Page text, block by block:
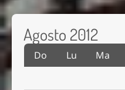
Agosto 2012
Do Lu Ma